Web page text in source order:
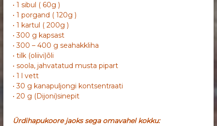
• 1 sibul ( 60g )
• 1 porgand ( 120g )
• 1 kartul ( 200g )
• 300 g kapsast
• 300 – 400 g seahakkliha
• tilk (oliivi)õli
• soola, jahvatatud musta pipart
• 1 l vett
• 30 g kanapuljongi kontsentraati
• 20 g (Dijoni)sinepit
Ürdihapukoore jaoks sega omavahel kokku: